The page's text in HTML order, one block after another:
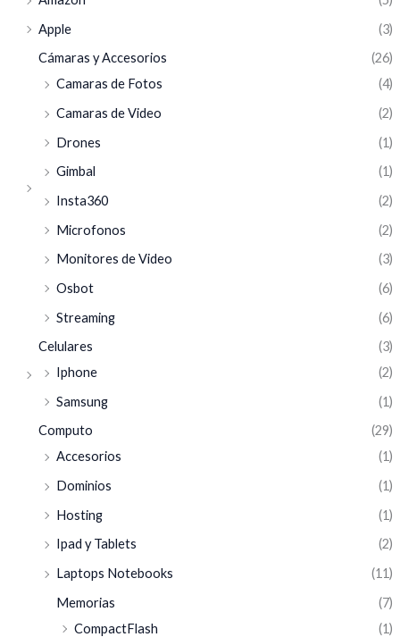
Apple
(3)
Cámaras y Accesorios
(26)
Camaras de Fotos
(4)
Camaras de Video
(2)
Drones
(1)
Gimbal
(1)
Insta360
(2)
Microfonos
(2)
Monitores de Video
(3)
Osbot
(6)
Streaming
(6)
Celulares
(3)
Iphone
(2)
Samsung
(1)
Computo
(29)
Accesorios
(1)
Dominios
(1)
Hosting
(1)
Ipad y Tablets
(2)
Laptops Notebooks
(11)
Memorias
(7)
CompactFlash
(1)